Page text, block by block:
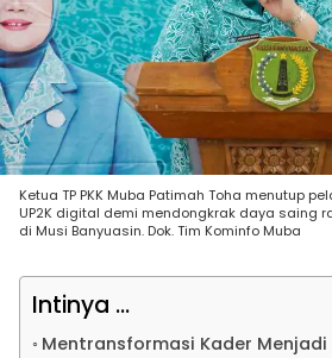
Ketua TP PKK Muba Patimah Toha menutup
UP2K digital demi mendongkrak daya saing
di Musi Banyuasin. Dok. Tim Kominfo Muba
Intinya ...
Mentransformasi Kader